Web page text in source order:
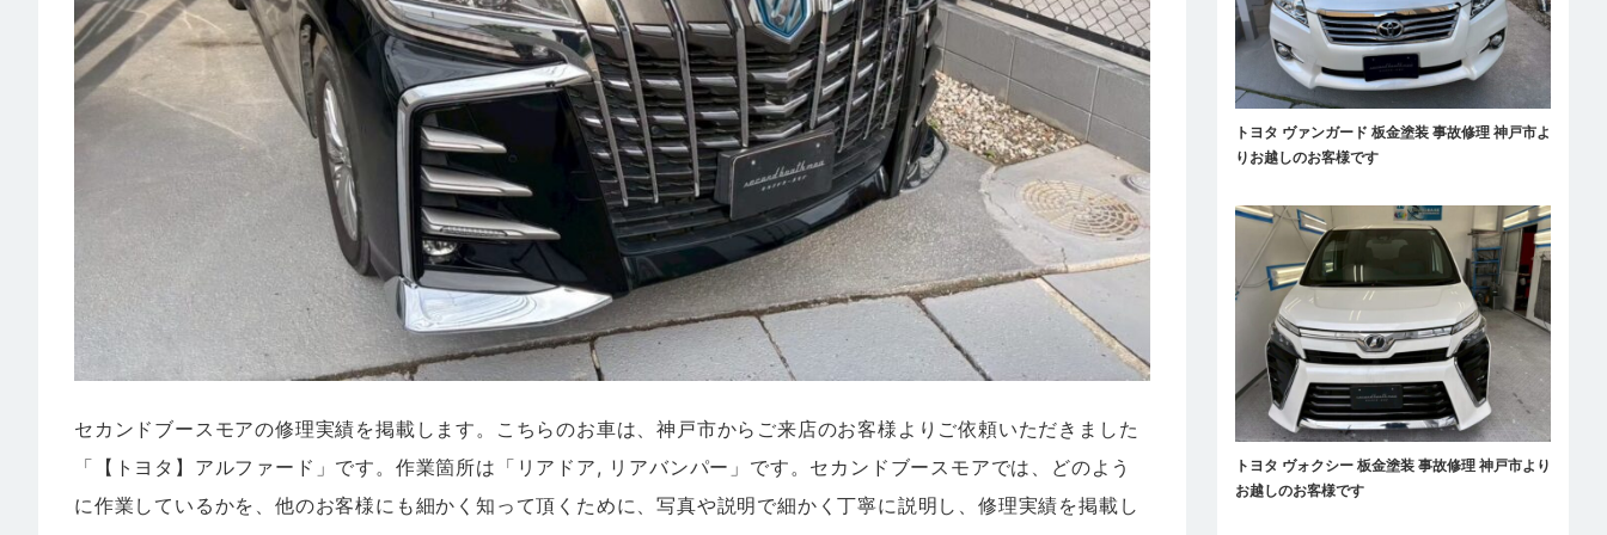
セカンドブースモアの修理実績を掲載します。こちらのお車は、神戸市からご来店のお客様よりご依頼いただきました
「【トヨタ】アルファード」です。作業箇所は「リアドア, リアバンパー」です。セカンドブースモアでは、どのよう
に作業しているかを、他のお客様にも細かく知って頂くために、写真や説明で細かく丁寧に説明し、修理実績を掲載し
トヨタ ヴァンガード 板金塗装 事故修理 神戸市よ
りお越しのお客様です
トヨタ ヴォクシー 板金塗装 事故修理 神戸市より
お越しのお客様です